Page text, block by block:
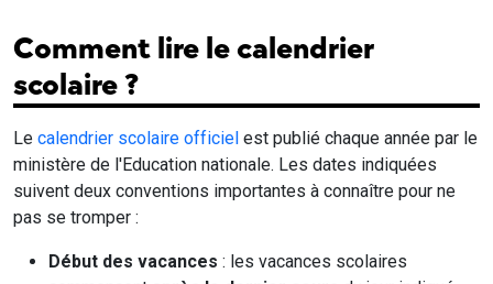
Comment lire le calendrier
scolaire ?
Le calendrier scolaire officiel est publié chaque année par le
ministère de l'Education nationale. Les dates indiquées
suivent deux conventions importantes à connaître pour ne
pas se tromper :
Début des vacances : les vacances scolaires